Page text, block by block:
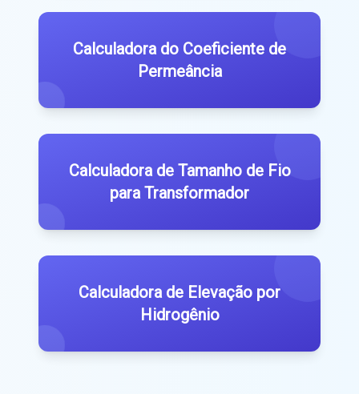
Calculadora do Coeficiente de
Permeância
Calculadora de Tamanho de Fio
para Transformador
Calculadora de Elevação por
Hidrogênio